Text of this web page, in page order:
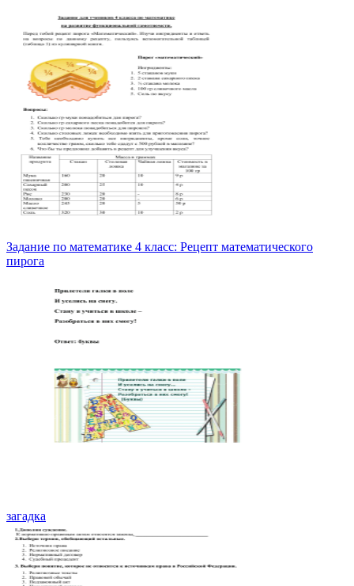
Задание по математике 4 класс: Рецепт математического
пирога
загадка